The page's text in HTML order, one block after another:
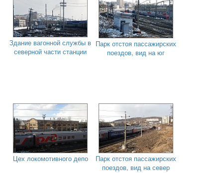
Здание вагонной службы в
северной части станции
Парк отстоя пассажирских
поездов, вид на юг
Цех локомотивного депо
Парк отстоя пассажирских
поездов, вид на север